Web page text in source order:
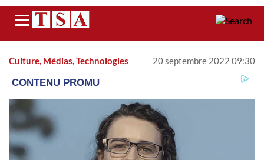
Menu
Culture, Médias, Technologies 20 septembre 2022 09:30